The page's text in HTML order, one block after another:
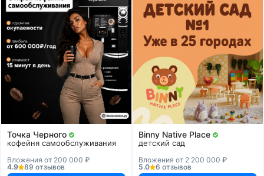
Точка Черного
кофейня самообслуживания
Вложения от 200 000 ₽
4.9
89 отзывов
Binny Native Place
детский сад
Вложения от 2 200 000 ₽
5.0
6 отзывов